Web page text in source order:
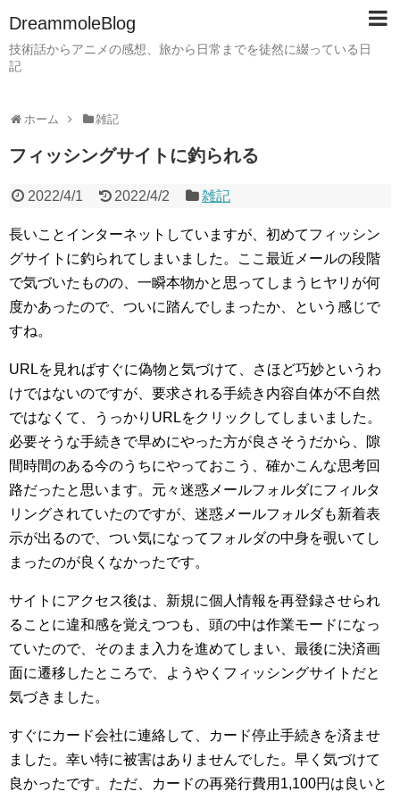
DreammoleBlog
技術話からアニメの感想、旅から日常までを徒然に綴っている日
記
ホーム 雑記
フィッシングサイトに釣られる
2022/4/1 2022/4/2 雑記
長いことインターネットしていますが、初めてフィッシン
グサイトに釣られてしまいました。ここ最近メールの段階
で気づいたものの、一瞬本物かと思ってしまうヒヤリが何
度かあったので、ついに踏んでしまったか、という感じで
すね。
URLを見ればすぐに偽物と気づけて、さほど巧妙というわ
けではないのですが、要求される手続き内容自体が不自然
ではなくて、うっかりURLをクリックしてしまいました。
必要そうな手続きで早めにやった方が良さそうだから、隙
間時間のある今のうちにやっておこう、確かこんな思考回
路だったと思います。元々迷惑メールフォルダにフィルタ
リングされていたのですが、迷惑メールフォルダも新着表
示が出るので、つい気になってフォルダの中身を覗いてし
まったのが良くなかったです。
サイトにアクセス後は、新規に個人情報を再登録させられ
ることに違和感を覚えつつも、頭の中は作業モードになっ
ていたので、そのまま入力を進めてしまい、最後に決済画
面に遷移したところで、ようやくフィッシングサイトだと
気づきました。
すぐにカード会社に連絡して、カード停止手続きを済ませ
ました。幸い特に被害はありませんでした。早く気づけて
良かったです。ただ、カードの再発行費用1,100円は良いと